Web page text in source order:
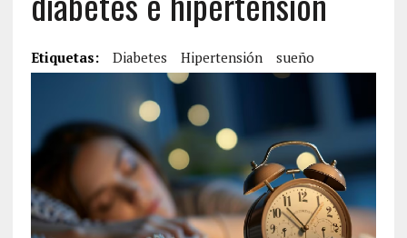
Etiquetas: Diabetes Hipertensión sueño